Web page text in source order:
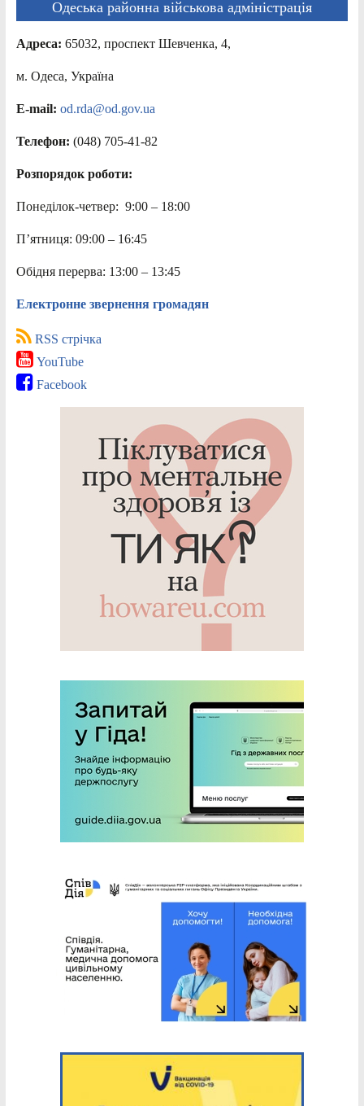
Одеська районна військова адміністрація
Адреса: 65032, проспект Шевченка, 4,
м. Одеса, Україна
E-mail: od.rda@od.gov.ua
Телефон: (048) 705-41-82
Розпорядок роботи:
Понеділок-четвер: 9:00 – 18:00
П’ятниця: 09:00 – 16:45
Обідня перерва: 13:00 – 13:45
Електронне звернення громадян
RSS стрічка
YouTube
Facebook